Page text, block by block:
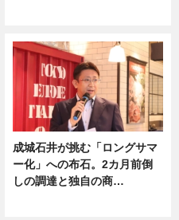
成城石井が挑む「ロングサマ
ー化」への布石。2カ月前倒
しの調達と独自の商…